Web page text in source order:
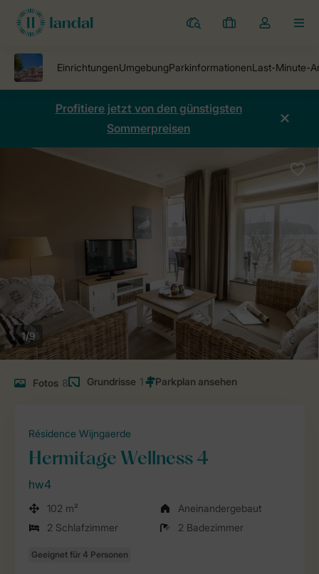
Ferienparks
Meine
Dropdown-
öffnen
Profitiere jetzt von den günstigsten
Sommerpreisen
1/9
Fotos 8 Grundrisse 1
Résidence Wijngaerde
Hermitage Wellness 4
hw4
102 m²
Aneinandergebaut
2 Schlafzimmer
2 Badezimmer